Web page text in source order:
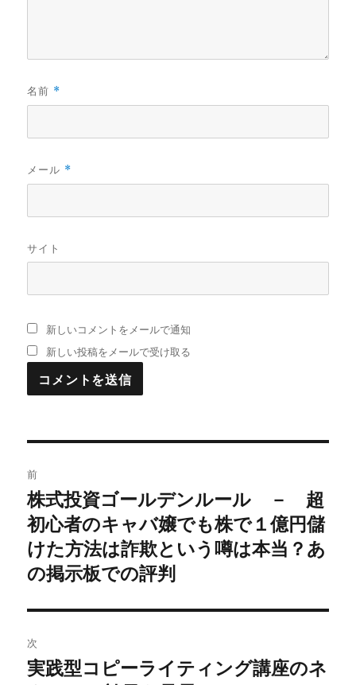
名前 *
メール *
サイト
新しいコメントをメールで通知
新しい投稿をメールで受け取る
稿
ナ
ビ
シ
前
過
去
の
投
稿:
株式投資ゴールデンルール － 超
初心者のキャバ嬢でも株で１億円儲
けた方法は詐欺という噂は本当？あ
の掲示板での評判
次
次
実践型コピーライティング講座のネ